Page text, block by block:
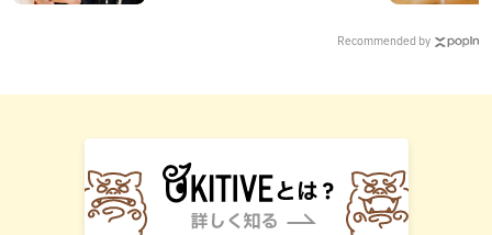
Recommended by